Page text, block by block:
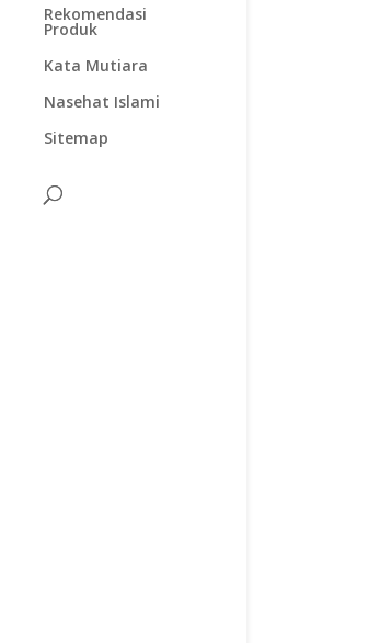
Rekomendasi
Produk
Kata Mutiara
Nasehat Islami
Sitemap